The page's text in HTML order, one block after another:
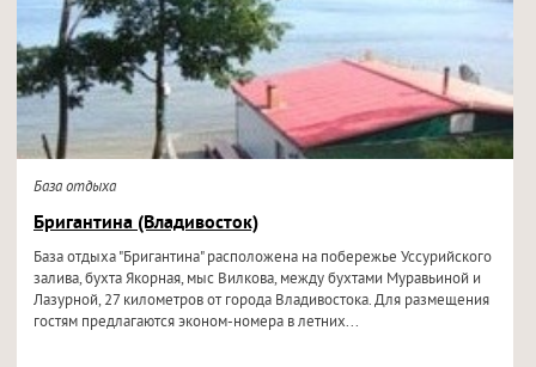
База отдыха
Бригантина (Владивосток)
База отдыха "Бригантина" расположена на побережье Уссурийского
залива, бухта Якорная, мыс Вилкова, между бухтами Муравьиной и
Лазурной, 27 километров от города Владивостока. Для размещения
гостям предлагаются эконом-номера в летних...